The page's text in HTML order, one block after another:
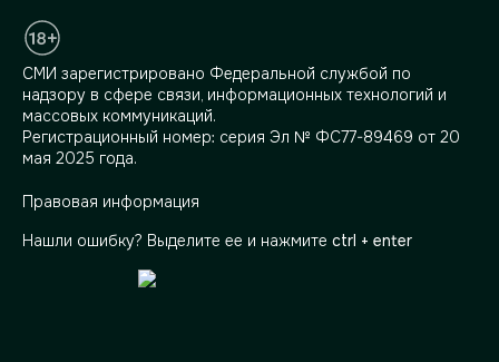
СМИ зарегистрировано Федеральной службой по
надзору в сфере связи, информационных технологий и
массовых коммуникаций.
Регистрационный номер: серия Эл № ФС77-89469 от 20
мая 2025 года.
Правовая информация
Нашли ошибку? Выделите ее и нажмите ctrl + enter